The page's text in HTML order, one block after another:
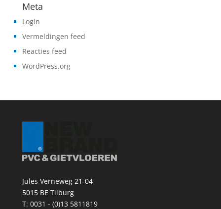
Meta
Login
Vermeldingen feed
Reacties feed
WordPress.org
Jules Verneweg 21-04
5015 BE Tilburg
T: 0031 - (0)13 5811819